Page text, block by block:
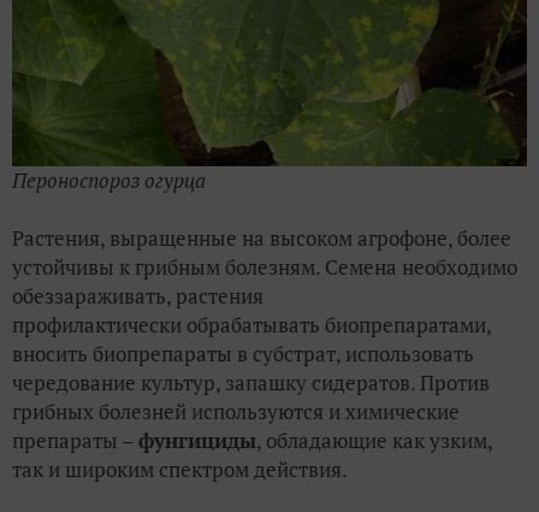
Пероноспороз огурца
Растения, выращенные на высоком агрофоне, более
устойчивы к грибным болезням. Семена необходимо
обеззараживать, растения
профилактически обрабатывать биопрепаратами,
вносить биопрепараты в субстрат, использовать
чередование культур, запашку сидератов. Против
грибных болезней используются и химические
препараты –фунгициды, обладающие как узким,
так и широким спектром действия.